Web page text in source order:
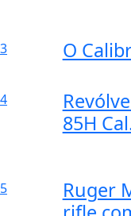
3 O
4
85H
5
Ruger